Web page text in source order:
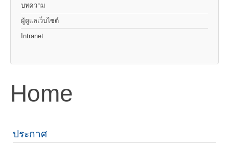
บทความ
ผู้ดูแลเว็บไซต์
Intranet
Home
ประกาศ